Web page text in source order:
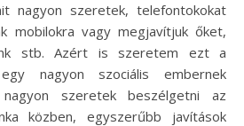
nagyon szeretek, telefontokokat
mobilokra vagy megjavítjuk őket,
stb. Azért is szeretem ezt a
nagyon szociális embernek
nagyon szeretek beszélgetni az
közben, egyszerűbb javítások